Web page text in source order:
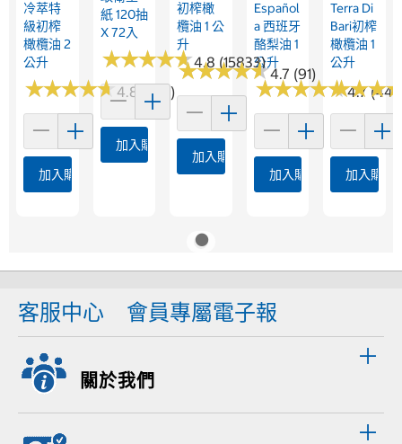
冷萃特
級初榨
橄欖油 2
公升
★★★★★
★★★★★4.8 (524)
加入購物車
紙 120抽
X 72入
★★★★★
★★★★★4.8 (15833)
加入購物車
初榨橄
欖油 1 公
升
★★★★★
★★★★★4.7 (91)
加入購物車
Español
A 西班牙
酪梨油 1
公升
★★★★★
★★★★★4.7 (44)
加入購物車
Terra Di
Bari初榨
橄欖油 1
公升
★★★
★★★
加入購物
客服中心 會員專屬電子報
關於我們